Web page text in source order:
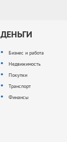
ДЕНЬГИ
Бизнес и работа
Недвижимость
Покупки
Транспорт
Финансы